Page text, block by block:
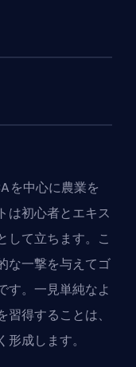
を中心に農業を
は初心者とエキス
して立ちます。こ
な一撃を与えてゴ
す。一見単純なよ
得することは、
成します。